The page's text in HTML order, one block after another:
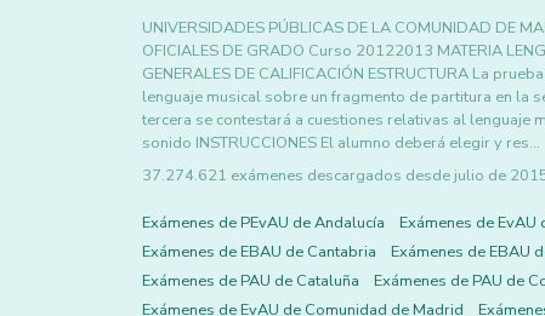
UNIVERSIDADES PÚBLICAS DE LA COMUNIDAD DE
OFICIALES DE GRADO Curso 20122013 MATERIA
GENERALES DE CALIFICACIÓN ESTRUCTURA La
lenguaje musical sobre un fragmento de partitura en la
tercera se contestará a cuestiones relativas al
sonido INSTRUCCIONES El alumno deberá elegir y res…
37.274.621 exámenes descargados desde julio de
Exámenes de PEvAU de Andalucía Exámenes de EvAU
Exámenes de EBAU de Cantabria
Exámenes de EBAU
Exámenes de PAU de Cataluña
Exámenes de PAU de
Exámenes de EvAU de Comunidad de Madrid